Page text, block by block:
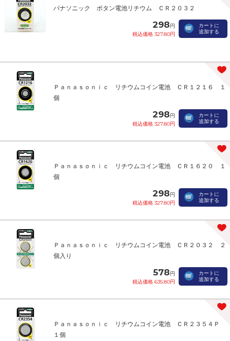
パナソニック ボタン電池リチウム ＣＲ２０３２
298円
税込価格 327.80円
カートに
追加する
Ｐａｎａｓｏｎｉｃ リチウムコイン電池 ＣＲ１２１６ １
個
298円
税込価格 327.80円
カートに
追加する
Ｐａｎａｓｏｎｉｃ リチウムコイン電池 ＣＲ１６２０ １
個
298円
税込価格 327.80円
カートに
追加する
Ｐａｎａｓｏｎｉｃ リチウムコイン電池 ＣＲ２０３２ ２
個入り
578円
税込価格 635.80円
カートに
追加する
Ｐａｎａｓｏｎｉｃ リチウムコイン電池 ＣＲ２３５４Ｐ
１個